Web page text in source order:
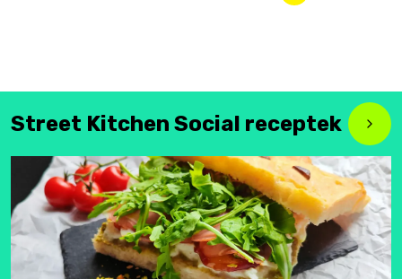
Street Kitchen Social receptek